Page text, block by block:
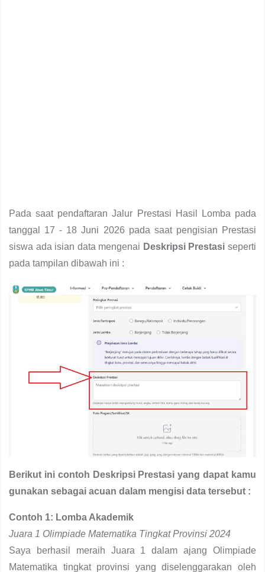
Pada saat pendaftaran Jalur Prestasi Hasil Lomba pada
tanggal 17 - 18 Juni 2026 pada saat pengisian Prestasi
siswa ada isian data mengenai Deskripsi Prestasiseperti
pada tampilan dibawah ini :
Berikut ini contoh Deskripsi Prestasi yang dapat kamu
gunakan sebagai acuan dalam mengisi data tersebut :
Contoh 1: Lomba Akademik
Juara 1 Olimpiade Matematika Tingkat Provinsi 2024
Saya berhasil meraih Juara 1 dalam ajang Olimpiade
Matematika tingkat provinsi yang diselenggarakan oleh